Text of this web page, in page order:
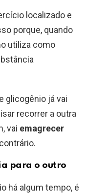
localizado e
porque, quando
utiliza como
glicogênio já vai
recorrer a outra
vai emagrecer
para o outro
há algum tempo, é